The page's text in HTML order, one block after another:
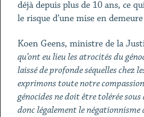
déjà depuis plus de 10 ans, ce
le risque d’une mise en
Koen Geens, ministre de la
qu’ont eu lieu les atrocités du
laissé de profonde séquelles chez
exprimons toute notre
génocides ne doit être tolérée
donc légalement le négationnisme